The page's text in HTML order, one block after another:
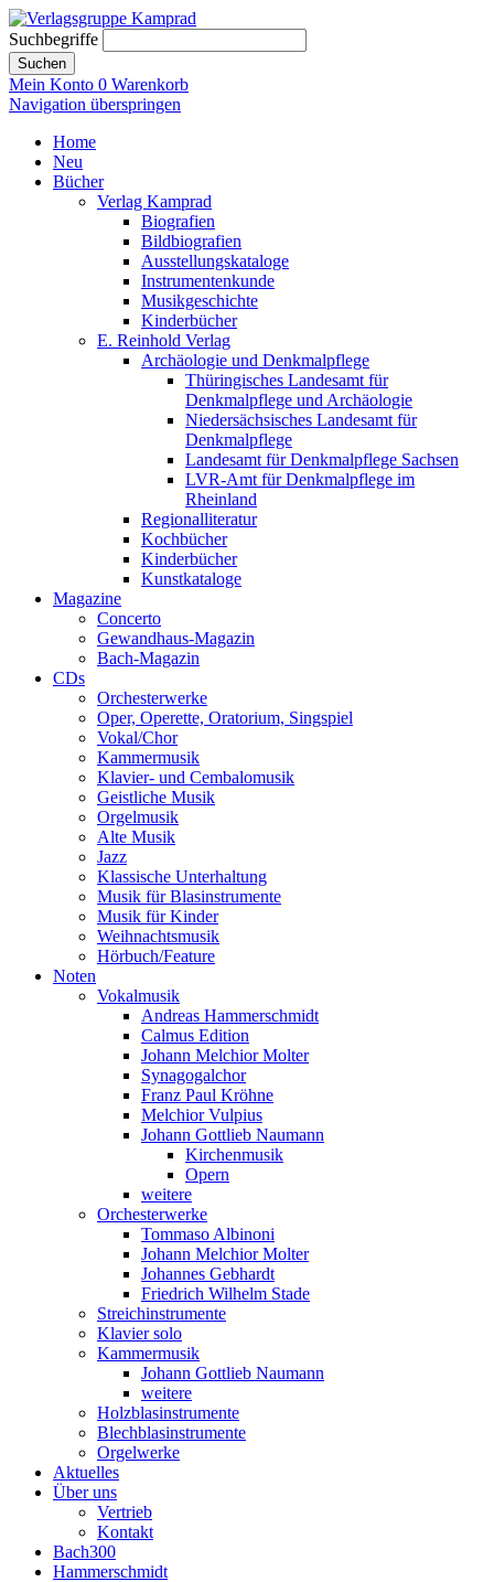
Suchbegriffe
Suchen
Mein Konto 0 Warenkorb
Navigation überspringen
Home
Neu
Bücher
Verlag Kamprad
Biografien
Bildbiografien
Ausstellungskataloge
Instrumentenkunde
Musikgeschichte
Kinderbücher
E. Reinhold Verlag
Archäologie und Denkmalpflege
Thüringisches Landesamt für
Denkmalpflege und Archäologie
Niedersächsisches Landesamt für
Denkmalpflege
Landesamt für Denkmalpflege Sachsen
LVR-Amt für Denkmalpflege im
Rheinland
Regionalliteratur
Kochbücher
Kinderbücher
Kunstkataloge
Magazine
Concerto
Gewandhaus-Magazin
Bach-Magazin
CDs
Orchesterwerke
Oper, Operette, Oratorium, Singspiel
Vokal/Chor
Kammermusik
Klavier- und Cembalomusik
Geistliche Musik
Orgelmusik
Alte Musik
Jazz
Klassische Unterhaltung
Musik für Blasinstrumente
Musik für Kinder
Weihnachtsmusik
Hörbuch/Feature
Noten
Vokalmusik
Andreas Hammerschmidt
Calmus Edition
Johann Melchior Molter
Synagogalchor
Franz Paul Kröhne
Melchior Vulpius
Johann Gottlieb Naumann
Kirchenmusik
Opern
weitere
Orchesterwerke
Tommaso Albinoni
Johann Melchior Molter
Johannes Gebhardt
Friedrich Wilhelm Stade
Streichinstrumente
Klavier solo
Kammermusik
Johann Gottlieb Naumann
weitere
Holzblasinstrumente
Blechblasinstrumente
Orgelwerke
Aktuelles
Über uns
Vertrieb
Kontakt
Bach300
Hammerschmidt